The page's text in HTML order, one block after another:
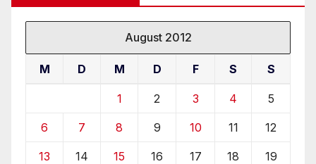
August 2012
M D M D F S S
1 2 3 4 5
6 7 8 9 10 11 12
13 14 15 16 17 18 19